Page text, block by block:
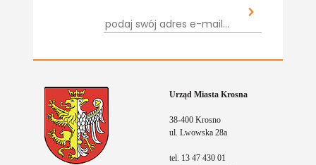
Urząd Miasta Krosna
38-400 Krosno
ul. Lwowska 28a
tel. 13 47 430 01